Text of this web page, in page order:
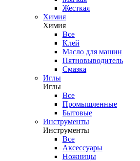
Жесткая
Химия
Химия
Все
Клей
Масло для машин
Пятновыводитель
Смазка
Иглы
Иглы
Все
Промышленные
Бытовые
Инструменты
Инструменты
Все
Аксессуары
Ножницы